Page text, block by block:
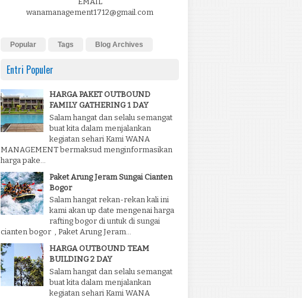
wanamanagement1712@gmail.com
Popular Tags Blog Archives
Entri Populer
HARGA PAKET OUTBOUND
FAMILY GATHERING 1 DAY
Salam hangat dan selalu semangat
buat kita dalam menjalankan
kegiatan sehari Kami WANA
MANAGEMENT bermaksud menginformasikan
harga pake...
Paket Arung Jeram Sungai Cianten
Bogor
Salam hangat rekan-rekan kali ini
kami akan up date mengenai harga
rafting bogor di untuk di sungai
cianten bogor , Paket Arung Jeram...
HARGA OUTBOUND TEAM
BUILDING 2 DAY
Salam hangat dan selalu semangat
buat kita dalam menjalankan
kegiatan sehari Kami WANA